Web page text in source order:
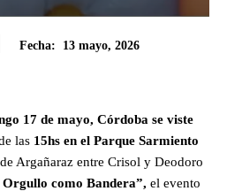
Fecha: 13 mayo, 2026
17 de mayo, Córdoba se viste
las 15hs en el Parque Sarmiento
Argañaraz entre Crisol y Deodoro
como Bandera”, el evento